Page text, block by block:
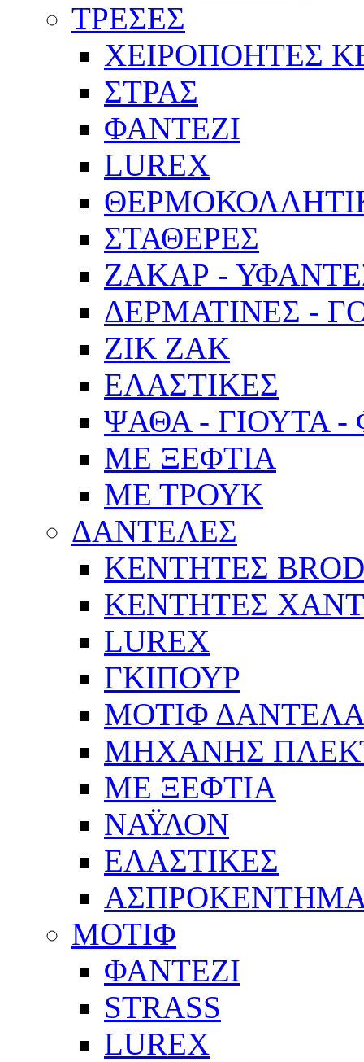
ΤΡΕΣΕΣ
ΧΕΙΡΟΠΟΗΤΕΣ
ΣΤΡΑΣ
ΦΑΝΤΕΖΙ
LUREX
ΣΤΑΘΕΡΕΣ
ΖΑΚΑΡ -
ΔΕΡΜΑΤΙΝΕΣ -
ΖΙΚ ΖΑΚ
ΕΛΑΣΤΙΚΕΣ
ΨΑΘΑ - ΓΙΟΥΤΑ -
ΜΕ ΞΕΦΤΙΑ
ΜΕ ΤΡΟΥΚ
ΔΑΝΤΕΛΕΣ
ΚΕΝΤΗΤΕΣ
ΚΕΝΤΗΤΕΣ
LUREX
ΓΚΙΠΟΥΡ
ΜΟΤΙΦ
ΜΗΧΑΝΗΣ
ΜΕ ΞΕΦΤΙΑ
ΝΑΫΛΟΝ
ΕΛΑΣΤΙΚΕΣ
ΜΟΤΙΦ
ΦΑΝΤΕΖΙ
STRASS
LUREX